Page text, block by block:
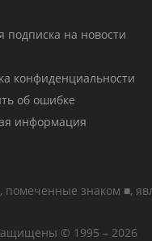
подписка на новости
конфиденциальности
об ошибке
информация
знаком ■,
© 1995 – 2026